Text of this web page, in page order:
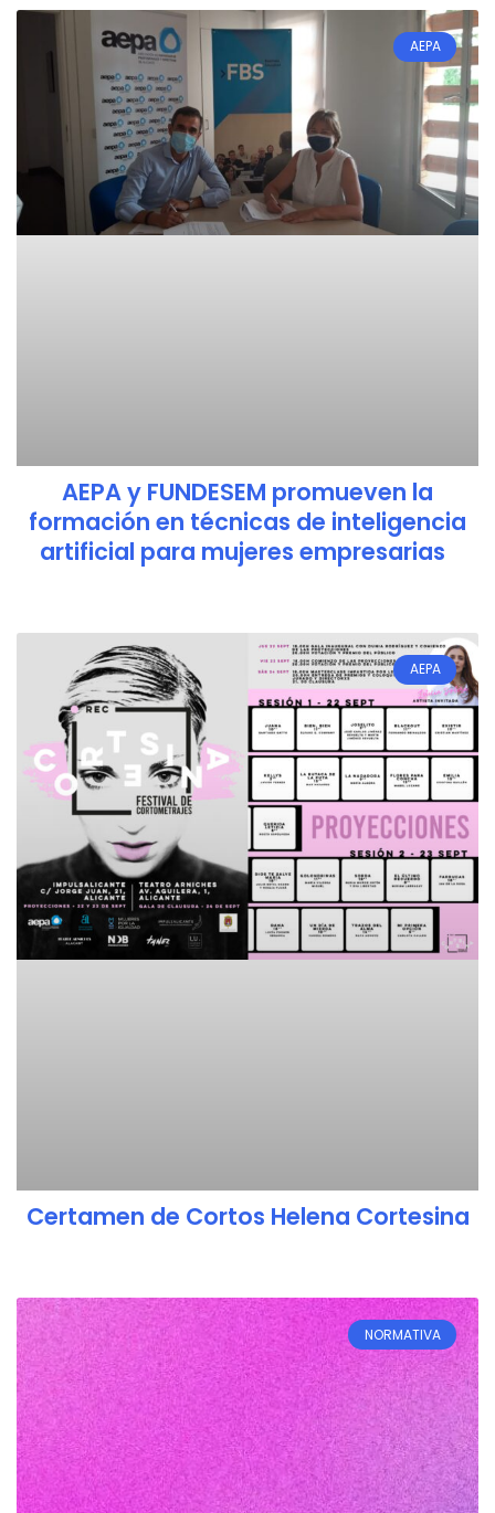
AEPA
AEPA y FUNDESEM promueven la
formación en técnicas de inteligencia
artificial para mujeres empresarias
AEPA
Certamen de Cortos Helena Cortesina
NORMATIVA